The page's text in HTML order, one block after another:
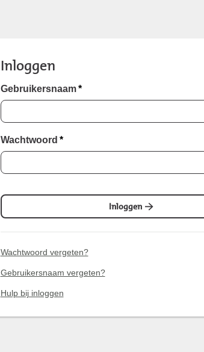
Inloggen
Gebruikersnaam *
Wachtwoord *
Inloggen
Wachtwoord vergeten?
Gebruikersnaam vergeten?
Hulp bij inloggen